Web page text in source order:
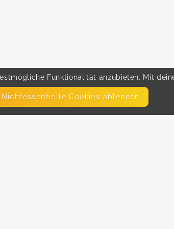
Funktionalität anzubieten. Mit
Nicht­essentielle Cookies ablehnen